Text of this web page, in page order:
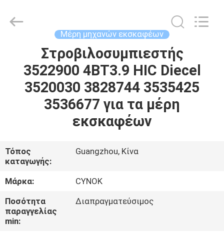
ΠΡΟΪΌΝΤΑ
ΓΎΡΟΣ
ΕΡΓΟΣΤΑΣΊΩΝ
ΠΟΙΟΤΙΚΌΣ
Trade
Μέρη μηχανών εκσκαφέων
Στροβιλοσυμπιεστής
3522900 4BT3.9 HIC Diecel
3520030 3828744 3535425
3536677 για τα μέρη
εκσκαφέων
Τόπος
καταγωγής:
Guangzhou, Κίνα
Μάρκα:
CYNOK
Ποσότητα
παραγγελίας
min:
Διαπραγματεύσιμος